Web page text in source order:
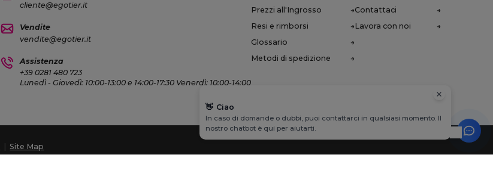
cliente@egotier.it
Vendite
vendite@egotier.it
Assistenza
+39 0281 480 723
Lunedì - Giovedì: 10:00-13:00 e 14:00-17:30 Venerdì: 10:00-14:00
Prezzi all'Ingrosso
Resi e rimborsi
Glossario
Metodi di spedizione
Contattaci
Lavora con noi
|Site Map
👋 Ciao
In caso di domande o dubbi, puoi contattarci in qualsiasi momento. Il
nostro chatbot è qui per aiutarti.